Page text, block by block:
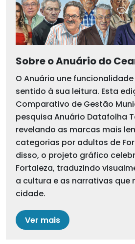
Sobre o Anuário do
O Anuário une
sentido à sua leitura. Esta
Comparativo de Gestão
pesquisa Anuário Datafolha
revelando as marcas mais
categorias por adultos de
disso, o projeto gráfico
Fortaleza, traduzindo
a cultura e as narrativas que
cidade.
Ver mais